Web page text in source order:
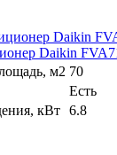
Daikin
м2 70
Есть
кВт 6.8